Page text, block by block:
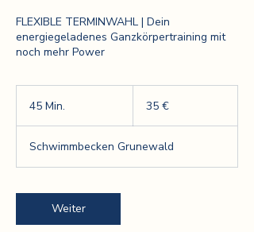
FLEXIBLE TERMINWAHL | Dein
energiegeladenes Ganzkörpertraining mit
noch mehr Power
45 Min.
i
n
35 €
Schwimmbecken Grunewald
Weiter